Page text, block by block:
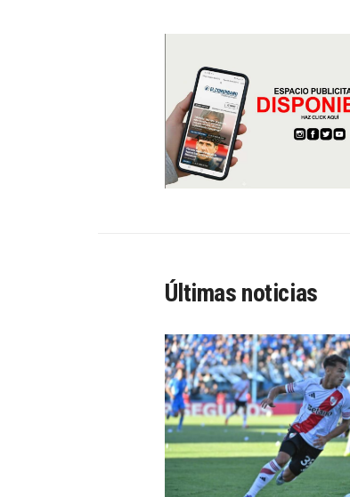
Últimas noticias